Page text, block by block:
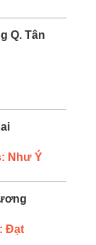
Q. Tân
Như Ý
Đạt